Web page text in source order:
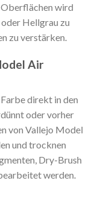
wird
Hellgrau zu
zu verstärken.
Air
direkt in den
oder vorher
von Vallejo Model
und trocknen
Dry-Brush
werden.